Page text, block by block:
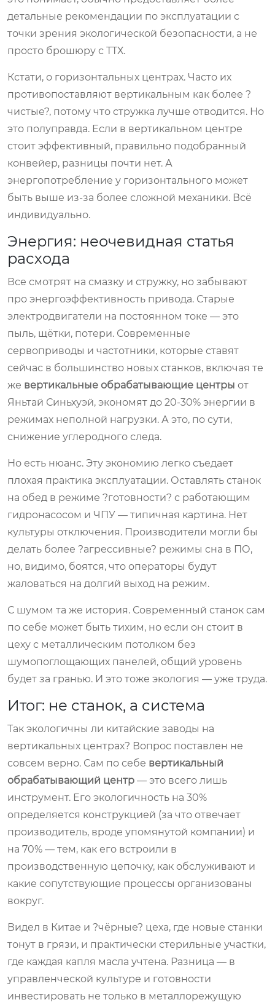
детальные рекомендации по эксплуатации с
точки зрения экологической безопасности, а не
просто брошюру с ТТХ.
Кстати, о горизонтальных центрах. Часто их
противопоставляют вертикальным как более ?
чистые?, потому что стружка лучше отводится. Но
это полуправда. Если в вертикальном центре
стоит эффективный, правильно подобранный
конвейер, разницы почти нет. А
энергопотребление у горизонтального может
быть выше из-за более сложной механики. Всё
индивидуально.
Энергия: неочевидная статья
расхода
Все смотрят на смазку и стружку, но забывают
про энергоэффективность привода. Старые
электродвигатели на постоянном токе — это
пыль, щётки, потери. Современные
сервоприводы и частотники, которые ставят
сейчас в большинство новых станков, включая те
же вертикальные обрабатывающие центры от
Яньтай Синьхуэй, экономят до 20-30% энергии в
режимах неполной нагрузки. А это, по сути,
снижение углеродного следа.
Но есть нюанс. Эту экономию легко съедает
плохая практика эксплуатации. Оставлять станок
на обед в режиме ?готовности? с работающим
гидронасосом и ЧПУ — типичная картина. Нет
культуры отключения. Производители могли бы
делать более ?агрессивные? режимы сна в ПО,
но, видимо, боятся, что операторы будут
жаловаться на долгий выход на режим.
С шумом та же история. Современный станок сам
по себе может быть тихим, но если он стоит в
цеху с металлическим потолком без
шумопоглощающих панелей, общий уровень
будет за гранью. И это тоже экология — уже труда.
Итог: не станок, а система
Так экологичны ли китайские заводы на
вертикальных центрах? Вопрос поставлен не
совсем верно. Сам по себе вертикальный
обрабатывающий центр — это всего лишь
инструмент. Его экологичность на 30%
определяется конструкцией (за что отвечает
производитель, вроде упомянутой компании) и
на 70% — тем, как его встроили в
производственную цепочку, как обслуживают и
какие сопутствующие процессы организованы
вокруг.
Видел в Китае и ?чёрные? цеха, где новые станки
тонут в грязи, и практически стерильные участки,
где каждая капля масла учтена. Разница — в
управленческой культуре и готовности
инвестировать не только в металлорежущую